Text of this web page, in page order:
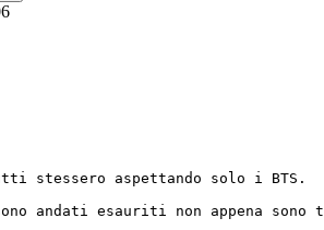
stessero aspettando solo i BTS.
andati esauriti non appena sono